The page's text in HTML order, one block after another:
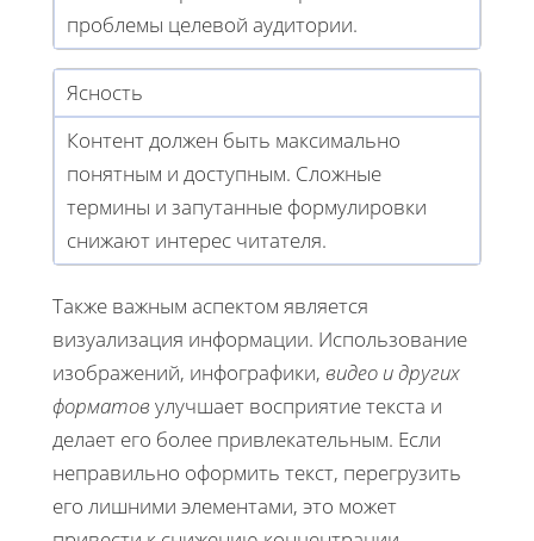
проблемы целевой аудитории.
Ясность
Контент должен быть максимально
понятным и доступным. Сложные
термины и запутанные формулировки
снижают интерес читателя.
Также важным аспектом является
визуализация информации. Использование
изображений, инфографики, видео и других
форматов улучшает восприятие текста и
делает его более привлекательным. Если
неправильно оформить текст, перегрузить
его лишними элементами, это может